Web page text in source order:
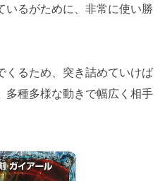
いるがために、非常に使い勝
くるため、突き詰めていけば
多種多様な動きで幅広く相手